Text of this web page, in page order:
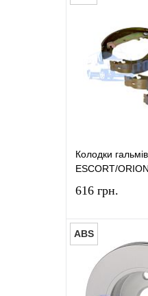
Купити в 1
У вибране
Колодки
ESCORT/
616 грн.
Купити в 1
ABS